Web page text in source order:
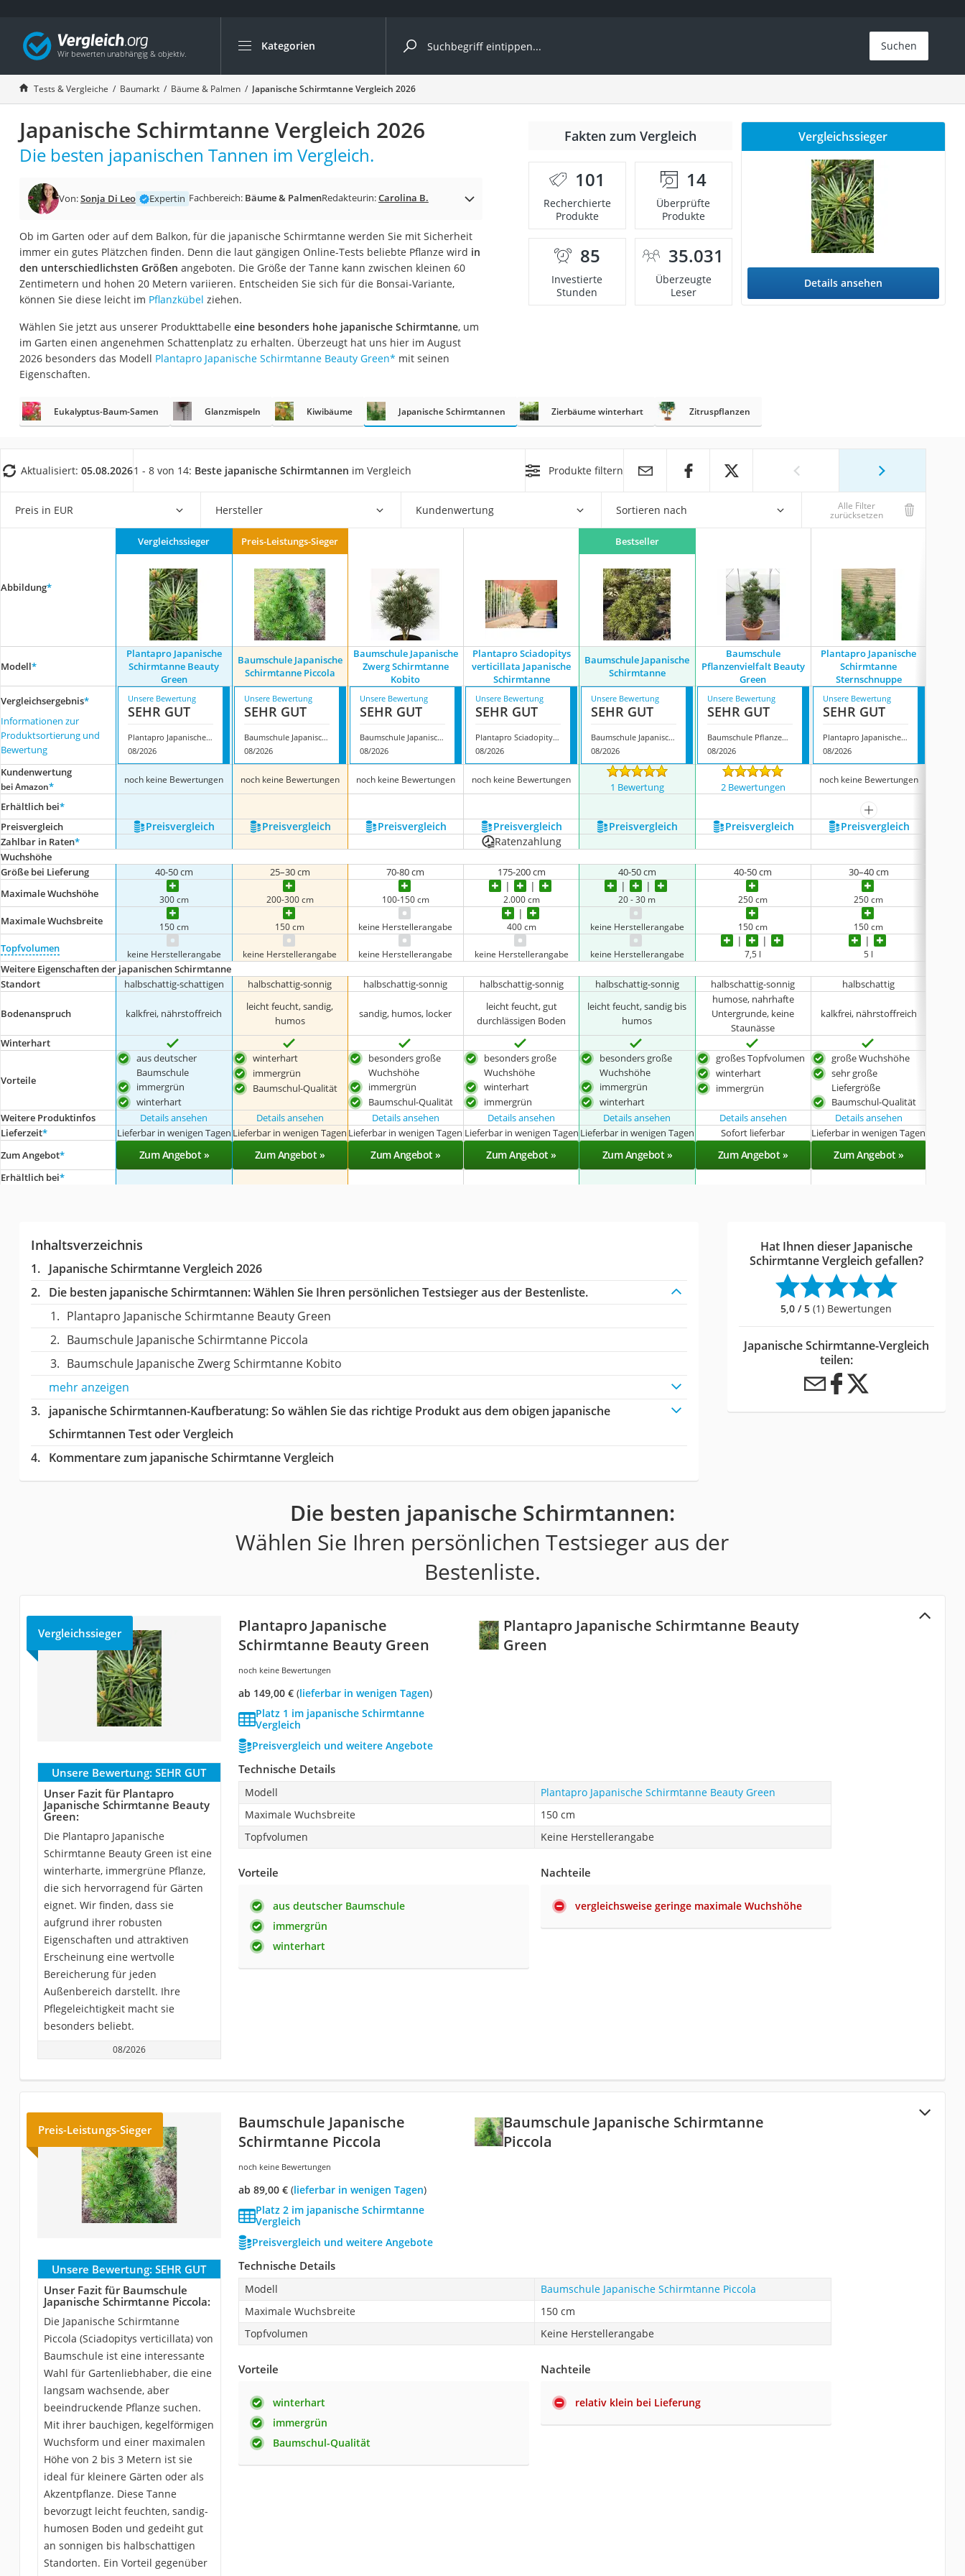
Kategorien
Die beliebtesten Vergleiche nach Kategorie
Baumarkt
Tresor feuerfest
Makita-Akku-Rasenmäher
Kappsäge
Smartes Türschloss
Akku-Rasentrimmer
Split-Klimaanlage 2 Innengeräte
Pelletofen
Bohrmaschine
Fliesenschneider
Hochdruckreiniger
Überwachungskamera
Benzinrasenmäher mit Elektrostart
Löschdecke
Winterharte Palmen
Gasdurchlauferhitzer
Suchen
Tests & Vergleiche Baumarkt Bäume & Palmen Japanische Schirmtanne Vergleich 2026
Japanische Schirmtanne Vergleich 2026
Die besten japanischen Tannen im Vergleich.
Von:Sonja Di Leo Expertin Fachbereich: Bäume & PalmenRedakteurin:Carolina B.
Ob im Garten oder auf dem Balkon, für die japanische Schirmtanne werden Sie mit Sicherheit
immer ein gutes Plätzchen finden. Denn die laut gängigen Online-Tests beliebte Pflanze wird in
den unterschiedlichsten Größen angeboten. Die Größe der Tanne kann zwischen kleinen 60
Zentimetern und hohen 20 Metern variieren. Entscheiden Sie sich für die Bonsai-Variante,
können Sie diese leicht im Pflanzkübel ziehen.
Wählen Sie jetzt aus unserer Produkttabelle eine besonders hohe japanische Schirmtanne, um
im Garten einen angenehmen Schattenplatz zu erhalten. Überzeugt hat uns hier im August
2026 besonders das Modell Plantapro Japanische Schirmtanne Beauty Green* mit seinen
Eigenschaften.
Fakten zum Vergleich
101
Recherchierte
Produkte
14
Überprüfte
Produkte
85
Investierte
Stunden
35.031
Überzeugte
Leser
Vergleichssieger
Details ansehen
Eukalyptus-Baum-Samen Glanzmispeln Kiwibäume Japanische Schirmtannen Zierbäume winterhart Zitruspflanzen
Aktualisiert: 05.08.20261 - 8 von 14: Beste japanische Schirmtannen im Vergleich Produkte filtern
Preis in EUR Hersteller Kundenwertung Sortieren nach Alle Filter
zurücksetzen
Abbildung*
Vergleichssieger Preis-Leistungs-Sieger Bestseller
Modell*
Plantapro Japanische
Schirmtanne Beauty
Green
Baumschule Japanische
Schirmtanne Piccola
Baumschule Japanische
Zwerg Schirmtanne
Kobito
Plantapro Sciadopitys
verticillata Japanische
Schirmtanne
Baumschule Japanische
Schirmtanne
Baumschule
Pflanzenvielfalt Beauty
Green
Plantapro Japanische
Schirmtanne
Sternschnuppe
Vergleichsergebnis*
Informationen zur
Produktsortierung und
Bewertung
Unsere Bewertung
SEHR GUT
Plantapro Japanische Schirmtanne Beauty Green
08/2026
Unsere Bewertung
SEHR GUT
Baumschule Japanische Schirmtanne Piccola
08/2026
Unsere Bewertung
SEHR GUT
Baumschule Japanische Zwerg Schirmtanne Kobito
08/2026
Unsere Bewertung
SEHR GUT
Plantapro Sciadopitys verticillata Japanische Schirmtanne
08/2026
Unsere Bewertung
SEHR GUT
Baumschule Japanische Schirmtanne
08/2026
Unsere Bewertung
SEHR GUT
Baumschule Pflanzenvielfalt Beauty Green
08/2026
Unsere Bewertung
SEHR GUT
Plantapro Japanische Schirmtanne Sternschnuppe
08/2026
Kundenwertung
bei Amazon*
noch keine Bewertungen noch keine Bewertungen noch keine Bewertungen noch keine Bewertungen
1 Bewertung 2 Bewertungen
noch keine Bewertungen
Erhältlich bei*
mehr anzeigen
Preis­vergleich
Preis­vergleich Preis­vergleich Preis­vergleich Preis­vergleich Preis­vergleich Preis­vergleich Preis­vergleich
Zahlbar in Raten* Ratenzahlung
Wuchshöhe
Größe bei Lieferung
40-50 cm 25–30 cm 70-80 cm 175-200 cm 40-50 cm 40-50 cm 30–40 cm
Maximale Wuchshöhe
300 cm 200-300 cm 100-150 cm 2.000 cm 20 - 30 m 250 cm 250 cm
Maximale Wuchsbreite 150 cm 150 cm keine Herstellerangabe 400 cm keine Herstellerangabe 150 cm 150 cm
Topfvolumen keine Herstellerangabe keine Herstellerangabe keine Herstellerangabe keine Herstellerangabe keine Herstellerangabe 7,5 l 5 l
Weitere Eigenschaften der japanischen Schirmtanne
Standort
halbschattig-schattigen halbschattig-sonnig halbschattig-sonnig halbschattig-sonnig halbschattig-sonnig halbschattig-sonnig halbschattig
Bodenanspruch kalkfrei, nährstoffreich
leicht feucht, sandig,
humos
sandig, humos, locker
leicht feucht, gut
durchlässigen Boden
leicht feucht, sandig bis
humos
humose, nahrhafte
Untergrunde, keine
Staunässe
kalkfrei, nährstoffreich
Winterhart
Vorteile
aus deutscher
Baumschule
immergrün
winterhart
winterhart
immergrün
Baumschul-Qualität
besonders große
Wuchshöhe
immergrün
Baumschul-Qualität
besonders große
Wuchshöhe
winterhart
immergrün
besonders große
Wuchshöhe
immergrün
winterhart
großes Topfvolumen
winterhart
immergrün
große Wuchshöhe
sehr große
Liefergröße
Baumschul-Qualität
Weitere Produktinfos Details ansehen Details ansehen Details ansehen Details ansehen Details ansehen Details ansehen
Details ansehen
Lieferzeit* Lieferbar in wenigen Tagen Lieferbar in wenigen Tagen Lieferbar in wenigen Tagen Lieferbar in wenigen Tagen Lieferbar in wenigen Tagen Sofort lieferbar Lieferbar in wenigen Tagen
Zum Angebot* Zum Angebot » Zum Angebot » Zum Angebot » Zum Angebot » Zum Angebot » Zum Angebot » Zum Angebot »
Erhältlich bei*
Inhaltsverzeichnis
Japanische Schirmtanne Vergleich 2026
Die besten japanische Schirmtannen:Wählen Sie Ihren persönlichen Testsieger aus der Bestenliste.
Plantapro Japanische Schirmtanne Beauty Green
Baumschule Japanische Schirmtanne Piccola
Baumschule Japanische Zwerg Schirmtanne Kobito
mehr anzeigen
japanische Schirmtannen-Kaufberatung: So wählen Sie das richtige Produkt aus dem obigen japanische
Schirmtannen Test oder Vergleich
Kommentare zum japanische Schirmtanne Vergleich
Hat Ihnen dieser Japanische
Schirmtanne Vergleich gefallen?
5,0 / 5 (1) Bewertungen
Japanische Schirmtanne-Vergleich
teilen:
Die besten japanische Schirmtannen:
Wählen Sie Ihren persönlichen Testsieger aus der
Bestenliste.
Plantapro Japanische Schirmtanne Beauty
Green
Vergleichssieger
Plantapro Japanische
Schirmtanne Beauty Green
noch keine Bewertungen
ab 149,00 €( Lieferbar in wenigen Tagen)
Platz 1 im japanische Schirmtanne
Vergleich
Preisvergleich und weitere Angebote
Unsere Bewertung: SEHR GUT
Unser Fazit für Plantapro
Japanische Schirmtanne Beauty
Green:
Die Plantapro Japanische
Schirmtanne Beauty Green ist eine
winterharte, immergrüne Pflanze,
die sich hervorragend für Gärten
eignet. Wir finden, dass sie
aufgrund ihrer robusten
Eigenschaften und attraktiven
Erscheinung eine wertvolle
Bereicherung für jeden
Außenbereich darstellt. Ihre
Pflegeleichtigkeit macht sie
besonders beliebt.
08/2026
Technische Details
Modell
Plantapro Japanische Schirmtanne Beauty Green
Maximale Wuchsbreite
150 cm
Topfvolumen
Keine Herstellerangabe
Vorteile
aus deutscher Baumschule
immergrün
winterhart
Nachteile
vergleichsweise geringe maximale Wuchshöhe
Baumschule Japanische Schirmtanne
Piccola
Preis-Leistungs-Sieger
Baumschule Japanische
Schirmtanne Piccola
noch keine Bewertungen
ab 89,00 €( Lieferbar in wenigen Tagen)
Platz 2 im japanische Schirmtanne
Vergleich
Preisvergleich und weitere Angebote
Unsere Bewertung: SEHR GUT
Unser Fazit für Baumschule
Japanische Schirmtanne Piccola:
Die Japanische Schirmtanne
Piccola (Sciadopitys verticillata) von
Baumschule ist eine interessante
Wahl für Gartenliebhaber, die eine
langsam wachsende, aber
beeindruckende Pflanze suchen.
Mit ihrer bauchigen, kegelförmigen
Wuchsform und einer maximalen
Höhe von 2 bis 3 Metern ist sie
ideal für kleinere Gärten oder als
Akzentpflanze. Diese Tanne
bevorzugt leicht feuchten, sandig-
humosen Boden und gedeiht gut
an sonnigen bis halbschattigen
Standorten. Ein Vorteil gegenüber
Technische Details
Modell
Baumschule Japanische Schirmtanne Piccola
Maximale Wuchsbreite
150 cm
Topfvolumen
Keine Herstellerangabe
Vorteile
winterhart
immergrün
Baumschul-Qualität
Nachteile
relativ klein bei Lieferung